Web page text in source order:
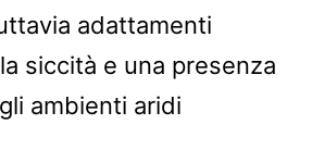
adattamenti
siccità e una presenza
ambienti aridi